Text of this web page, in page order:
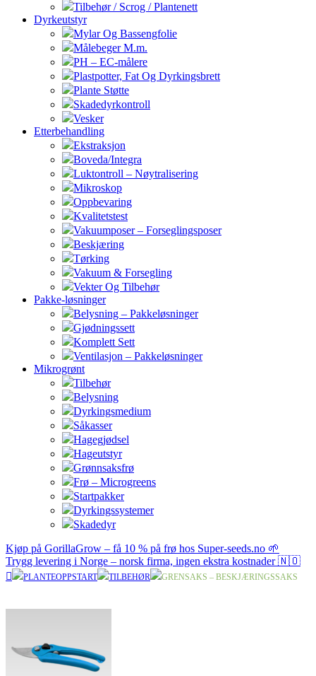
Tilbehør / Scrog / Plantenett
Dyrkeutstyr
Mylar Og Bassengfolie
Målebeger M.m.
PH – EC-målere
Plastpotter, Fat Og Dyrkingsbrett
Plante Støtte
Skadedyrkontroll
Vesker
Etterbehandling
Ekstraksjon
Boveda/Integra
Luktontroll – Nøytralisering
Mikroskop
Oppbevaring
Kvalitetstest
Vakuumposer – Forseglingsposer
Beskjæring
Tørking
Vakuum & Forsegling
Vekter Og Tilbehør
Pakke-løsninger
Belysning – Pakkeløsninger
Gjødningssett
Komplett Sett
Ventilasjon – Pakkeløsninger
Mikrogrønt
Tilbehør
Belysning
Dyrkingsmedium
Såkasser
Hagegjødsel
Hageutstyr
Grønnsaksfrø
Frø – Microgreens
Startpakker
Dyrkingssystemer
Skadedyr
Kjøp på GorillaGrow – få 10 % på frø hos Super-seeds.no 🌱
Trygg levering i Norge – norsk firma, ingen ekstra kostnader 🇳🇴
PLANTEOPPSTART TILBEHØR GRENSAKS – BESKJÆRINGSSAKS